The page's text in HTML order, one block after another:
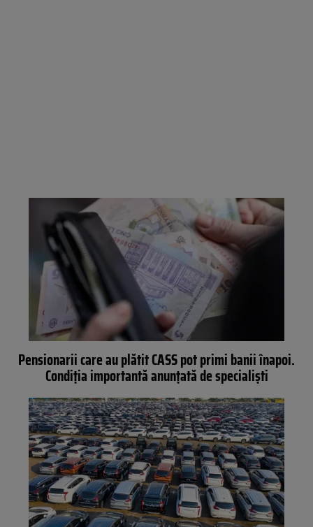
Pensionarii care au plătit CASS pot primi banii înapoi.
Condiția importantă anunțată de specialiști